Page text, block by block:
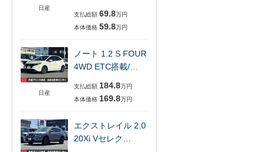
日産
支払総額 69.8万円
本体価格 59.8万円
日産
ノート 1.2 S FOUR
4WD ETC搭載/…
支払総額 184.8万円
本体価格 169.8万円
エクストレイル 2.0
20Xi Vセレク…